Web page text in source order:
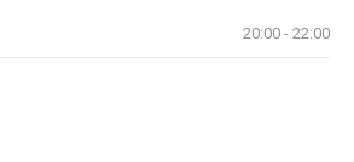
20:00 - 22:00